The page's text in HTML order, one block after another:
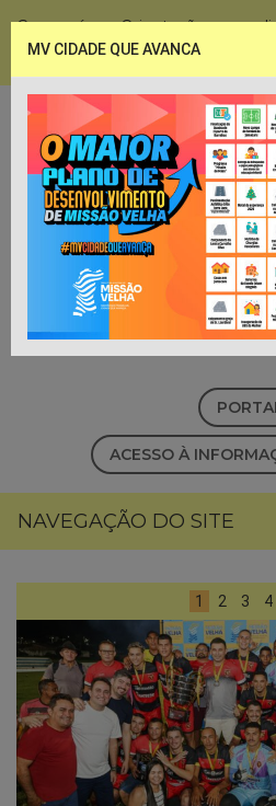
Coronavírus - Orientações e
ACESSO À
NAVEGAÇÃO DO SITE
1 2 3 4
MV CIDADE QUE AVANCA